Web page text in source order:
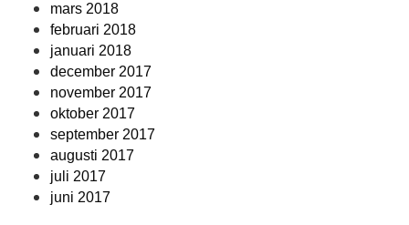
mars 2018
februari 2018
januari 2018
december 2017
november 2017
oktober 2017
september 2017
augusti 2017
juli 2017
juni 2017